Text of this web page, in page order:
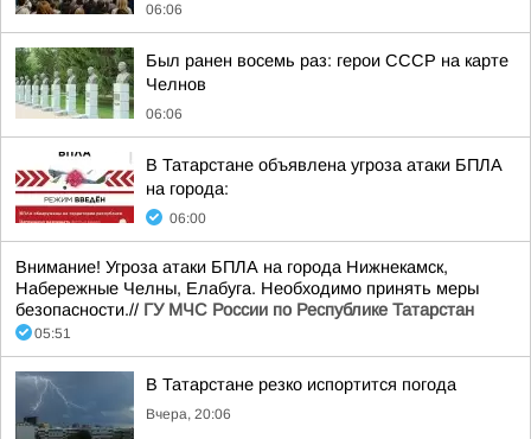
06:06
Был ранен восемь раз: герои СССР на карте
Челнов
06:06
В Татарстане объявлена угроза атаки БПЛА
на города:
06:00
Внимание! Угроза атаки БПЛА на города Нижнекамск,
Набережные Челны, Елабуга. Необходимо принять меры
безопасности.// ГУ МЧС России по Республике Татарстан
05:51
В Татарстане резко испортится погода
Вчера, 20:06